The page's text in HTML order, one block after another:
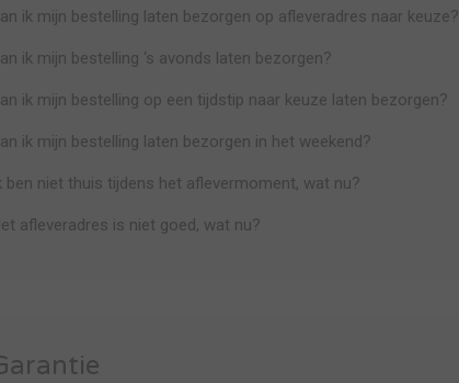
ik mijn bestelling laten bezorgen op afleveradres naar keuze?
ik mijn bestelling ‘s avonds laten bezorgen?
ik mijn bestelling op een tijdstip naar keuze laten bezorgen?
ik mijn bestelling laten bezorgen in het weekend?
ben niet thuis tijdens het aflevermoment, wat nu?
afleveradres is niet goed, wat nu?